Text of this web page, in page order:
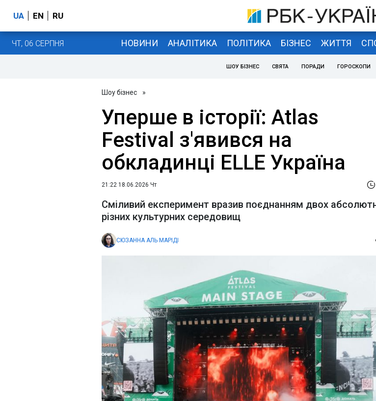
UA EN RU
ЧТ, 06 СЕРПНЯ НОВИНИ АНАЛІТИКА ПОЛІТИКА БІЗНЕС ЖИТТЯ
ШОУ БІЗНЕС СВЯТА ПОРАДИ ГОРОСКОПИ
Шоу бізнес »
Уперше в історії: Atlas
Festival з'явився на
обкладинці ELLE Україна
21:22 18.06.2026 Чт
Сміливий експеримент вразив поєднанням двох
різних культурних середовищ
СЮЗАННА АЛЬ МАРІДІ